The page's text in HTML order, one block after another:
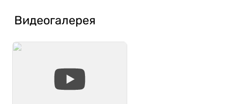
Видеогалерея